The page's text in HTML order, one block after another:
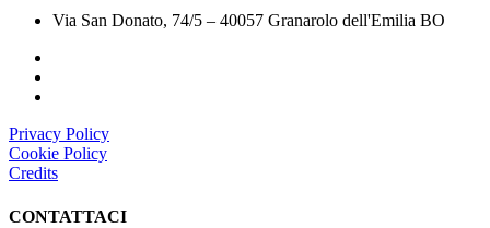
Via San Donato, 74/5 – 40057 Granarolo dell'Emilia BO
Privacy Policy
Cookie Policy
Credits
CONTATTACI